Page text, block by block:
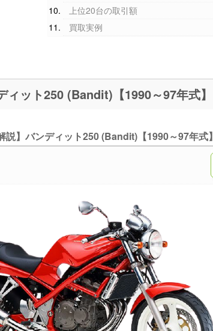
上位20台の取引額
買取実例
説】バンディット250 (Bandit)【1990～97年式】